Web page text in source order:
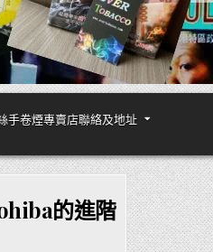
絲手卷煙專賣店聯絡及地址
的進階